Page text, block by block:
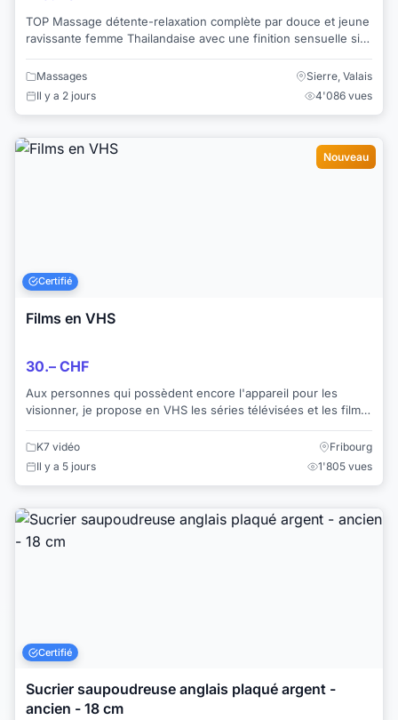
TOP Massage détente-relaxation complète par douce et jeune
ravissante femme Thailandaise avec une finition sensuelle si
Massages
Sierre, Valais
Il y a 2 jours
4'086 vues
Nouveau
Certifié
Films en VHS
30.– CHF
Aux personnes qui possèdent encore l'appareil pour les
visionner, je propose en VHS les séries télévisées et les films
K7 vidéo
Fribourg
Il y a 5 jours
1'805 vues
Certifié
Sucrier saupoudreuse anglais plaqué argent -
ancien - 18 cm